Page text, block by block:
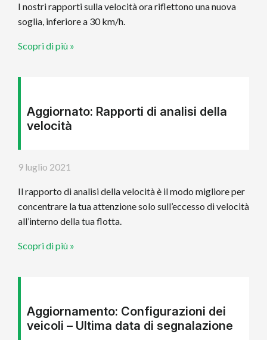
I nostri rapporti sulla velocità ora riflettono una nuova
soglia, inferiore a 30 km/h.
Scopri di più »
Aggiornato: Rapporti di analisi della
velocità
9 luglio 2021
Il rapporto di analisi della velocità è il modo migliore per
concentrare la tua attenzione solo sull’eccesso di velocità
all’interno della tua flotta.
Scopri di più »
Aggiornamento: Configurazioni dei
veicoli – Ultima data di segnalazione